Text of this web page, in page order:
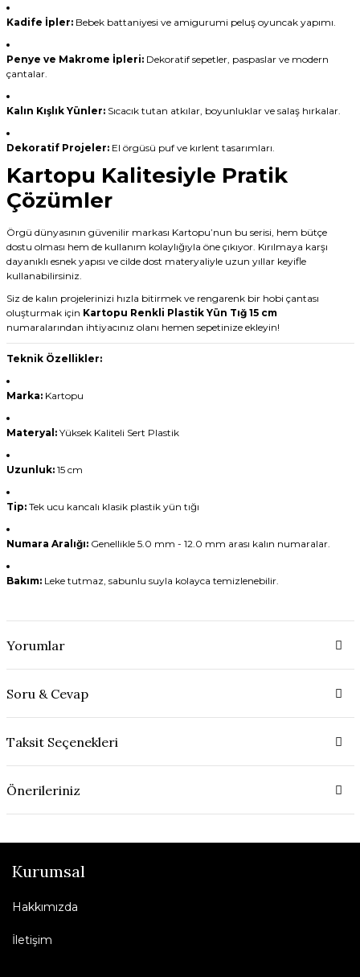
Kadife İpler:Bebek battaniyesi ve amigurumi peluş oyuncak yapımı.
Penye ve Makrome İpleri:Dekoratif sepetler, paspaslar ve modern
çantalar.
Kalın Kışlık Yünler:Sıcacık tutan atkılar, boyunluklar ve salaş hırkalar.
Dekoratif Projeler:El örgüsü puf ve kırlent tasarımları.
Kartopu Kalitesiyle Pratik
Çözümler
Örgü dünyasının güvenilir markası Kartopu’nun bu serisi, hem bütçe
dostu olması hem de kullanım kolaylığıyla öne çıkıyor. Kırılmaya karşı
dayanıklı esnek yapısı ve cilde dost materyaliyle uzun yıllar keyifle
kullanabilirsiniz.
Siz de kalın projelerinizi hızla bitirmek ve rengarenk bir hobi çantası
oluşturmak için Kartopu Renkli Plastik Yün Tığ 15 cm
numaralarından ihtiyacınız olanı hemen sepetinize ekleyin!
Teknik Özellikler:
Marka:Kartopu
Materyal:Yüksek Kaliteli Sert Plastik
Uzunluk:15 cm
Tip:Tek ucu kancalı klasik plastik yün tığı
Numara Aralığı:Genellikle 5.0 mm - 12.0 mm arası kalın numaralar.
Bakım:Leke tutmaz, sabunlu suyla kolayca temizlenebilir.
Yorumlar
Soru & Cevap
Taksit Seçenekleri
Önerileriniz
Kurumsal
Hakkımızda
İletişim